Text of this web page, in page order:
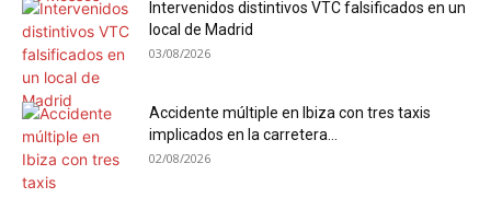
Intervenidos distintivos VTC falsificados en un
local de Madrid
03/08/2026
Accidente múltiple en Ibiza con tres taxis
implicados en la carretera...
02/08/2026